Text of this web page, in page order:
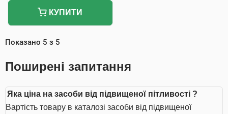
КУПИТИ
Показано 5 з 5
Поширені запитання
Яка ціна на засоби від підвищеної пітливості ?
Вартість товару в каталозі засоби від підвищеної